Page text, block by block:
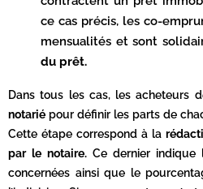
ce cas précis, les co-
mensualités et sont
du prêt.
Dans tous les cas, les acheteurs
notarié pour définir les parts de
Cette étape correspond à la
par le notaire.Ce dernier indique
concernées ainsi que le